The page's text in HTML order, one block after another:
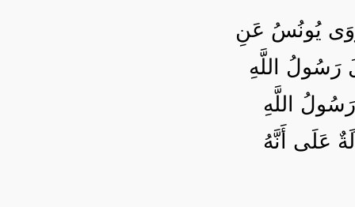
رَوَى يُونُسُ عَنِ
رَسُولُ اللَّهِ
اللَّهِ
عَلَى أَنَّهُ